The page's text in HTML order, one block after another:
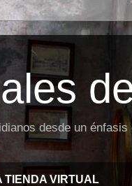
desde un
TIENDA VIRTUAL